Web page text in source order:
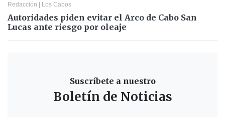
Redacción | Los Cabos
Autoridades piden evitar el Arco de Cabo San
Lucas ante riesgo por oleaje
Suscríbete a nuestro
Boletín de Noticias